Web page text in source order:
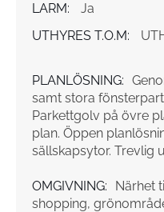
LARM:
Ja
UTHYRES T.O.M:
PLANLÖSNING:
samt stora
Parkettgolv på övre
plan. Öppen
sällskapsytor. Trevlig
OMGIVNING:
Närhet
shopping,